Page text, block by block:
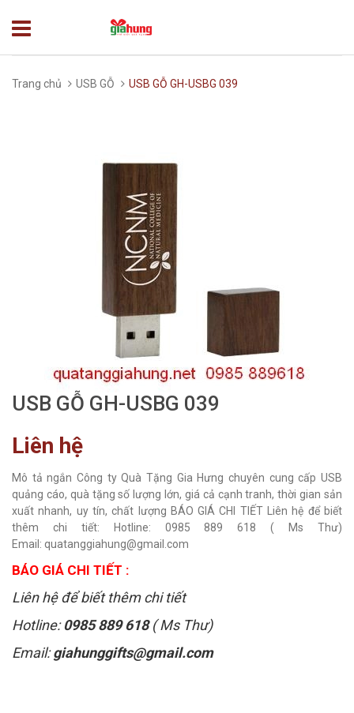
Trang chủ USB GỖ USB GỖ GH-USBG 039
USB GỖ GH-USBG 039
Liên hệ
Mô tả ngắn Công ty Quà Tặng Gia Hưng chuyên cung cấp USB
quảng cáo, quà tặng số lượng lớn, giá cả cạnh tranh, thời gian sản
xuất nhanh, uy tín, chất lượng BÁO GIÁ CHI TIẾT Liên hệ để biết
thêm chi tiết: Hotline: 0985 889 618 ( Ms Thư)
Email: quatanggiahung@gmail.com
BÁO GIÁ CHI TIẾT :
Liên hệ để biết thêm chi tiết
Hotline:0985 889 618( Ms Thư)
Email:giahunggifts@gmail.com